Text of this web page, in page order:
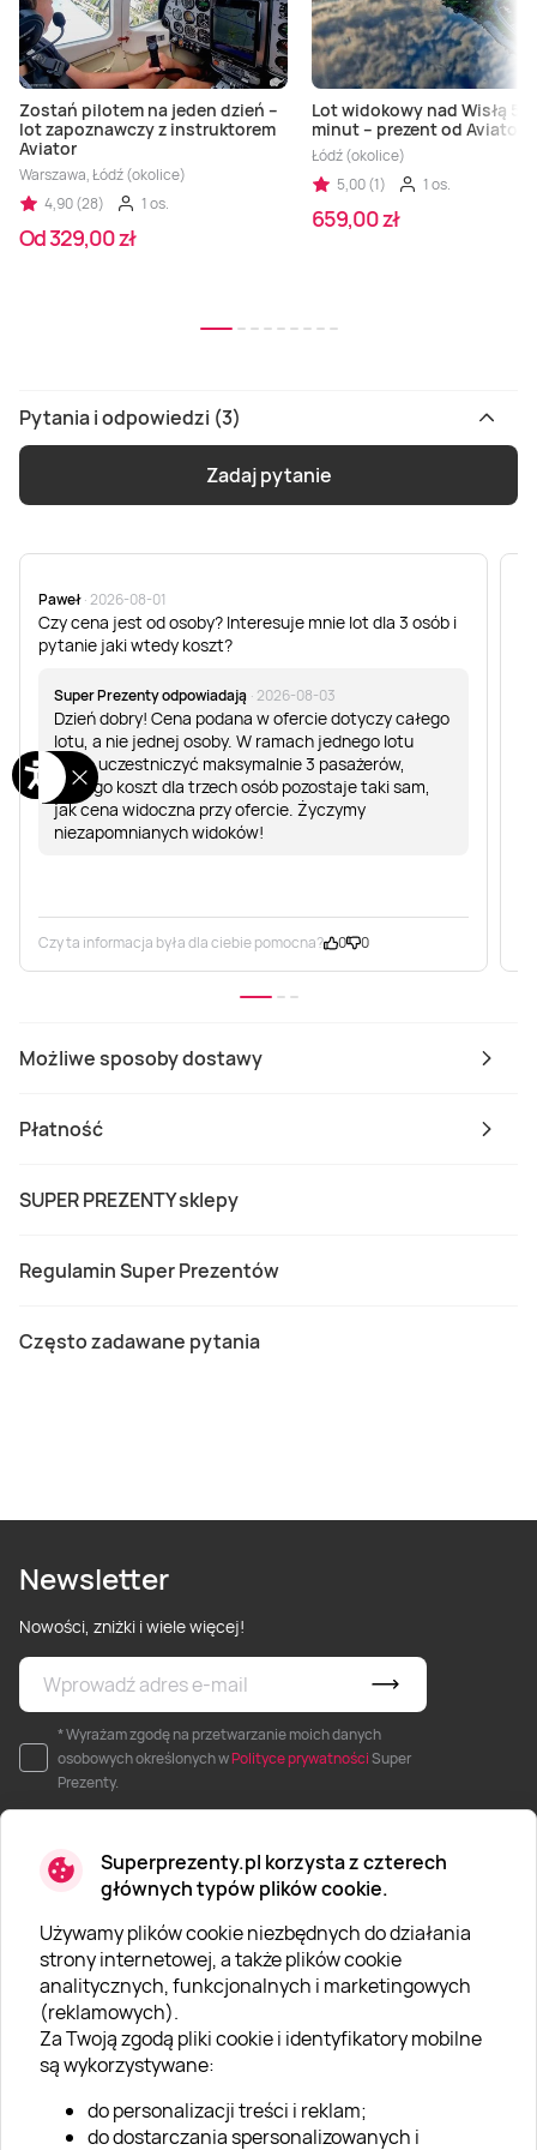
Superprezenty.pl korzysta z czterech
głównych typów plików cookie.
Używamy plików cookie niezbędnych do działania
strony internetowej, a także plików cookie
analitycznych, funkcjonalnych i marketingowych
(reklamowych).
Za Twoją zgodą pliki cookie i identyfikatory mobilne
są wykorzystywane:
do personalizacji treści i reklam;
do dostarczania spersonalizowanych i
Możliwe sposoby dostawy
Płatność
SUPER PREZENTY sklepy
Regulamin Super Prezentów
Często zadawane pytania
Zostań pilotem na jeden dzień –
lot zapoznawczy z instruktorem
Aviator
Warszawa, Łódź (okolice)
4,90 (28)
1 os.
Od 329,00 zł
Lot widokowy nad Wisłą 50
minut – prezent od Aviator
Łódź (okolice)
5,00 (1)
1 os.
659,00 zł
Pytania i odpowiedzi (3)
Zadaj pytanie
Paweł· 2026-08-01
Czy cena jest od osoby? Interesuje mnie lot dla 3 osób i
pytanie jaki wtedy koszt?
Super Prezenty odpowiadają · 2026-08-03
Dzień dobry! Cena podana w ofercie dotyczy całego
lotu, a nie jednej osoby. W ramach jednego lotu
może uczestniczyć maksymalnie 3 pasażerów,
dlatego koszt dla trzech osób pozostaje taki sam,
jak cena widoczna przy ofercie. Życzymy
niezapomnianych widoków!
Czy ta informacja była dla ciebie pomocna? 0 0
Newsletter
Nowości, zniżki i wiele więcej!
* Wyrażam zgodę na przetwarzanie moich danych
osobowych określonych wPolityce prywatnościSuper
Prezenty.
O SUPERPREZENTY
O nas
Aktualności
Kariera w Super Prezentach